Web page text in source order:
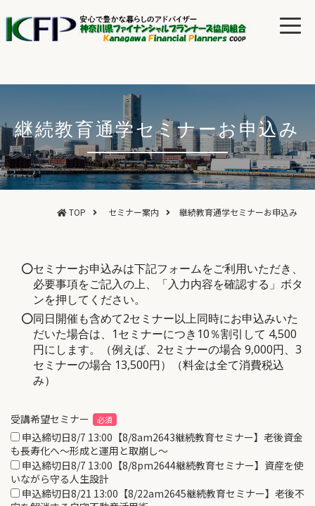
継続教育通学セミナーお申込み
TOP セミナー案内 継続教育通学セミナーお申込み
セミナーお申込みは下記フォームをご利用いただき、
必要事項をご記入の上、「入力内容を確認する」ボタ
ンを押してください。
同日開催も含めて2セミナー以上同時にお申込みいた
だいた場合は、1セミナーにつき10％割引して 4,500
円にします。（例えば、2セミナーの場合 9,000円、3
セミナーの場合 13,500円）（料金は全て消費税込
み）
受講希望セミナー
申込締切日8/7 13:00【8/8am2643継続教育セミナー】老後資金
も長寿化へ～形成と運用と取崩し～
申込締切日8/7 13:00【8/8pm2644継続教育セミナー】資産を使
いながら守る人生設計
申込締切日8/21 13:00【8/22am2645継続教育セミナー】老後不